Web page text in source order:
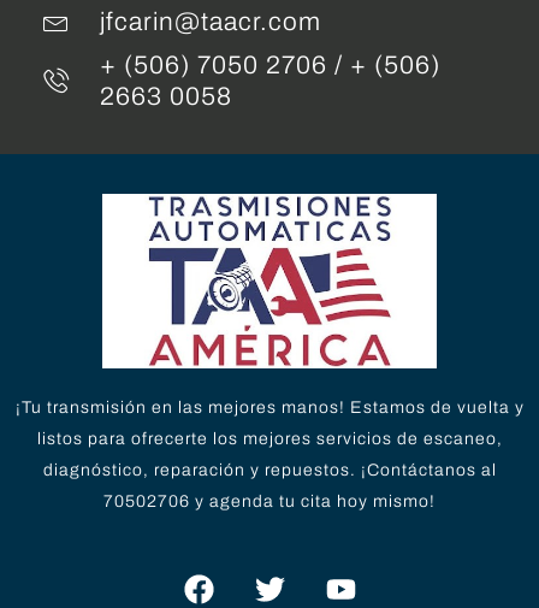
jfcarin@taacr.com
+ (506) 7050 2706 / + (506)
2663 0058
¡Tu transmisión en las mejores manos! Estamos de vuelta y
listos para ofrecerte los mejores servicios de escaneo,
diagnóstico, reparación y repuestos. ¡Contáctanos al
70502706 y agenda tu cita hoy mismo!